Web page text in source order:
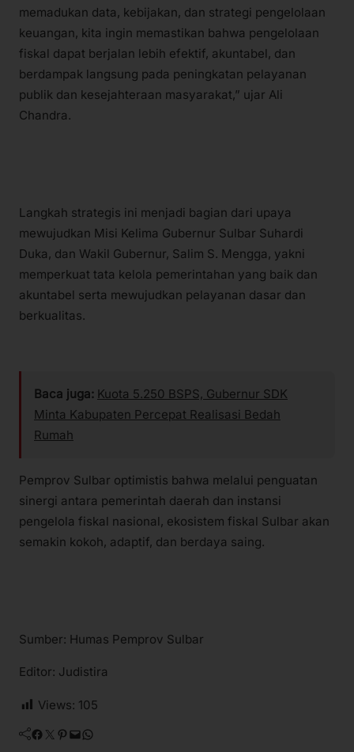
memadukan data, kebijakan, dan strategi pengelolaan
keuangan, kita ingin memastikan bahwa pengelolaan
fiskal dapat berjalan lebih efektif, akuntabel, dan
berdampak langsung pada peningkatan pelayanan
publik dan kesejahteraan masyarakat,” ujar Ali
Chandra.
Langkah strategis ini menjadi bagian dari upaya
mewujudkan Misi Kelima Gubernur Sulbar Suhardi
Duka, dan Wakil Gubernur, Salim S. Mengga, yakni
memperkuat tata kelola pemerintahan yang baik dan
akuntabel serta mewujudkan pelayanan dasar dan
berkualitas.
Baca juga: Kuota 5.250 BSPS, Gubernur SDK
Minta Kabupaten Percepat Realisasi Bedah
Rumah
Pemprov Sulbar optimistis bahwa melalui penguatan
sinergi antara pemerintah daerah dan instansi
pengelola fiskal nasional, ekosistem fiskal Sulbar akan
semakin kokoh, adaptif, dan berdaya saing.
Sumber: Humas Pemprov Sulbar
Editor: Judistira
Views: 105
Facebook Twitter Pinterest Mail WhatsApp